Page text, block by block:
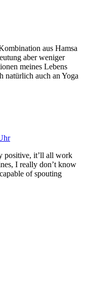
aus Hamsa
aber weniger
meines Lebens
natürlich auch an Yoga
positive, it’ll all work
I really don’t know
of spouting